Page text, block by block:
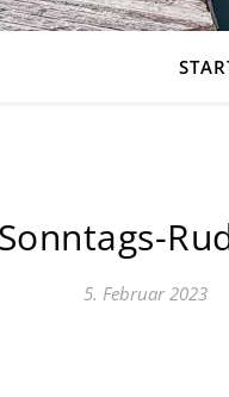
Sonntags-
5. Februar 2023